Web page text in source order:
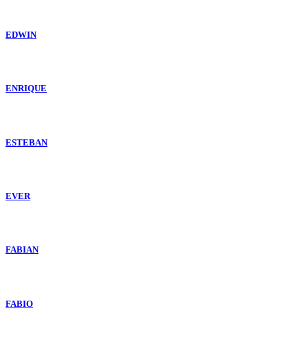
EDWIN
ENRIQUE
ESTEBAN
EVER
FABIAN
FABIO